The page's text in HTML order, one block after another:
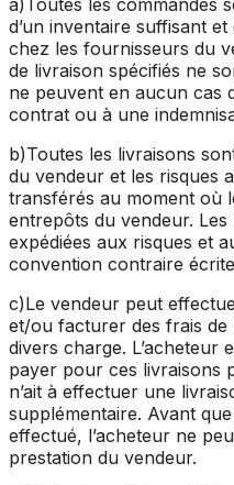
a)Toutes les commandes
d’un inventaire suffisant
chez les fournisseurs du
de livraison spécifiés ne
ne peuvent en aucun cas
contrat ou à une
b)Toutes les livraisons
du vendeur et les risques
transférés au moment où
entrepôts du vendeur.
expédiées aux risques et
convention contraire
c)Le vendeur peut
et/ou facturer des frais de
divers charge. L’acheteur
payer pour ces livraisons
n’ait à effectuer une
supplémentaire. Avant
effectué, l’acheteur ne
prestation du vendeur.